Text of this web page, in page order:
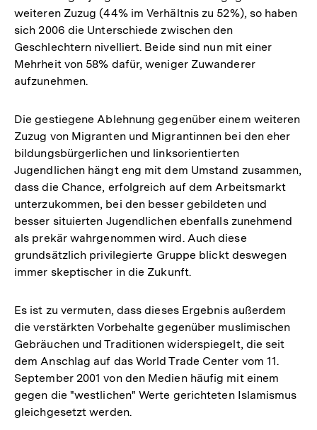
weiteren Zuzug (44% im Verhältnis zu 52%), so haben
sich 2006 die Unterschiede zwischen den
Geschlechtern nivelliert. Beide sind nun mit einer
Mehrheit von 58% dafür, weniger Zuwanderer
aufzunehmen.
Die gestiegene Ablehnung gegenüber einem weiteren
Zuzug von Migranten und Migrantinnen bei den eher
bildungsbürgerlichen und linksorientierten
Jugendlichen hängt eng mit dem Umstand zusammen,
dass die Chance, erfolgreich auf dem Arbeitsmarkt
unterzukommen, bei den besser gebildeten und
besser situierten Jugendlichen ebenfalls zunehmend
als prekär wahrgenommen wird. Auch diese
grundsätzlich privilegierte Gruppe blickt deswegen
immer skeptischer in die Zukunft.
Es ist zu vermuten, dass dieses Ergebnis außerdem
die verstärkten Vorbehalte gegenüber muslimischen
Gebräuchen und Traditionen widerspiegelt, die seit
dem Anschlag auf das World Trade Center vom 11.
September 2001 von den Medien häufig mit einem
gegen die "westlichen" Werte gerichteten Islamismus
gleichgesetzt werden.